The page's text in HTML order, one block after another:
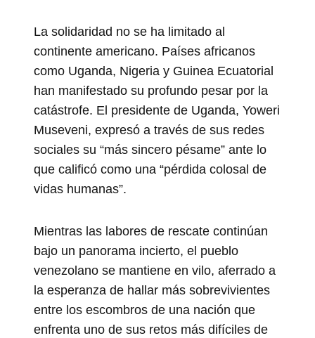
La solidaridad no se ha limitado al
continente americano. Países africanos
como Uganda, Nigeria y Guinea Ecuatorial
han manifestado su profundo pesar por la
catástrofe. El presidente de Uganda, Yoweri
Museveni, expresó a través de sus redes
sociales su “más sincero pésame” ante lo
que calificó como una “pérdida colosal de
vidas humanas”.
Mientras las labores de rescate continúan
bajo un panorama incierto, el pueblo
venezolano se mantiene en vilo, aferrado a
la esperanza de hallar más sobrevivientes
entre los escombros de una nación que
enfrenta uno de sus retos más difíciles de